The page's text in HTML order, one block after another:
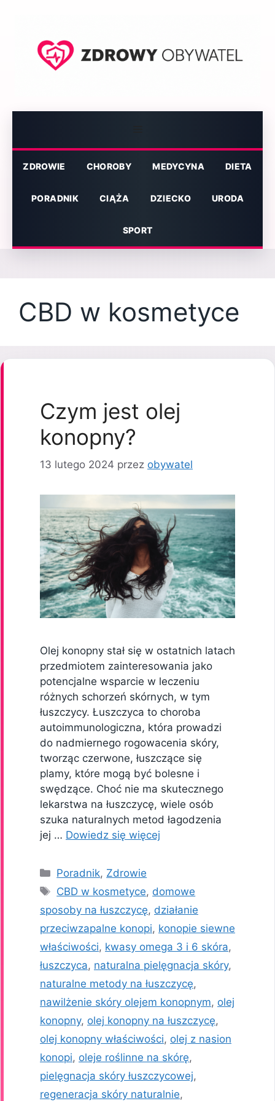
ZDROWIE CHOROBY MEDYCYNA DIETA
PORADNIK CIĄŻA DZIECKO URODA
SPORT
CBD w kosmetyce
Czym jest olej
konopny?
13 lutego 2024 przez obywatel
Olej konopny stał się w ostatnich latach
przedmiotem zainteresowania jako
potencjalne wsparcie w leczeniu
różnych schorzeń skórnych, w tym
łuszczycy. Łuszczyca to choroba
autoimmunologiczna, która prowadzi
do nadmiernego rogowacenia skóry,
tworząc czerwone, łuszczące się
plamy, które mogą być bolesne i
swędzące. Choć nie ma skutecznego
lekarstwa na łuszczycę, wiele osób
szuka naturalnych metod łagodzenia
jej … Dowiedz się więcej
Kategorie
Poradnik, Zdrowie
Tagi
CBD w kosmetyce, domowe
sposoby na łuszczycę, działanie
przeciwzapalne konopi, konopie siewne
właściwości, kwasy omega 3 i 6 skóra,
łuszczyca, naturalna pielęgnacja skóry,
naturalne metody na łuszczycę,
nawilżenie skóry olejem konopnym, olej
konopny, olej konopny na łuszczycę,
olej konopny właściwości, olej z nasion
konopi, oleje roślinne na skórę,
pielęgnacja skóry łuszczycowej,
regeneracja skóry naturalnie,